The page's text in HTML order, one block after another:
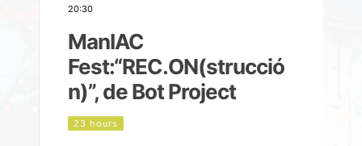
20:30
ManIAC
Fest:“REC.ON(strucció
n)”, de Bot Project
23 hours